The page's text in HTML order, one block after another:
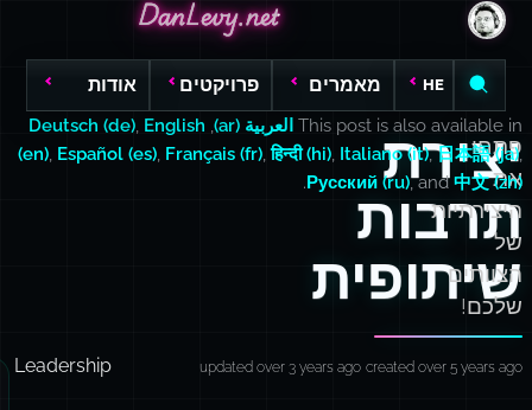
DanLevy.net
DanLevy.net
DanLevy.net
HE מאמרים פרויקטים אודות
יצירת
תרבות
שיתופית
פתחו
את
היצירתיות
של
הצוותים
שלכם!
This post is also available in العربية (ar) ,
Deutsch (de), English
(en), Español (es), Français (fr),हिन्दी (hi), Italiano (it),日本語 (ja),
Русский (ru), and中文 (zh)
.
created over 5 years ago
updated over 3 years ago
Leadership